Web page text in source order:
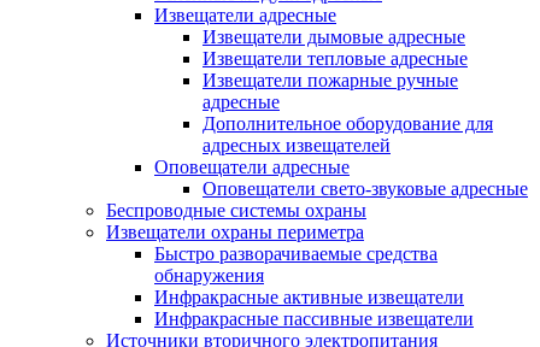
Извещатели адресные
Извещатели дымовые адресные
Извещатели тепловые адресные
Извещатели пожарные ручные
адресные
Дополнительное оборудование для
адресных извещателей
Оповещатели адресные
Оповещатели свето-звуковые адресные
Беспроводные системы охраны
Извещатели охраны периметра
Быстро разворачиваемые средства
обнаружения
Инфракрасные активные извещатели
Инфракрасные пассивные извещатели
Источники вторичного электропитания